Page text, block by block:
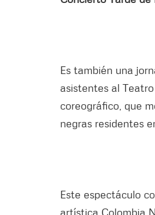
Es también una
asistentes al
coreográfico, que
negras residentes
Este espectáculo
artística Colombia